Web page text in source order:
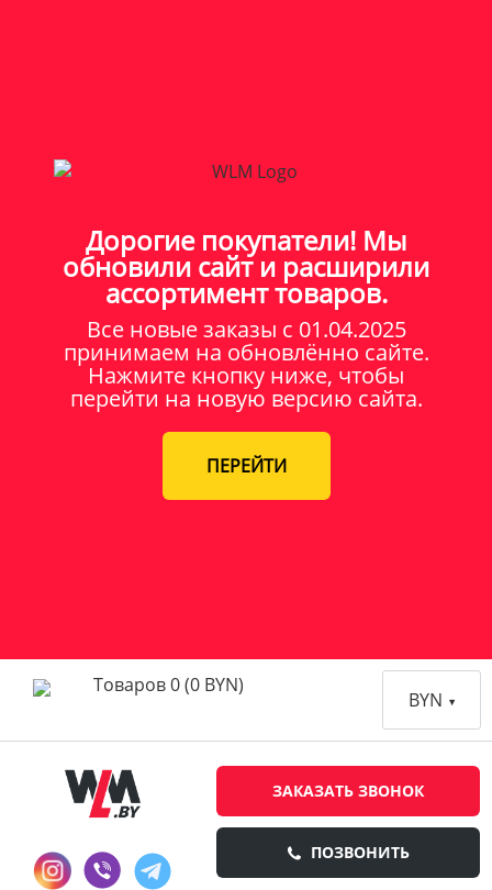
Дорогие покупатели! Мы
обновили сайт и расширили
ассортимент товаров.
Все новые заказы c 01.04.2025
принимаем на обновлённо сайте.
Нажмите кнопку ниже, чтобы
перейти на новую версию сайта.
ПЕРЕЙТИ
ЗАКАЗАТЬ ЗВОНОК
ПОЗВОНИТЬ
Товаров 0 (0 BYN)
BYN